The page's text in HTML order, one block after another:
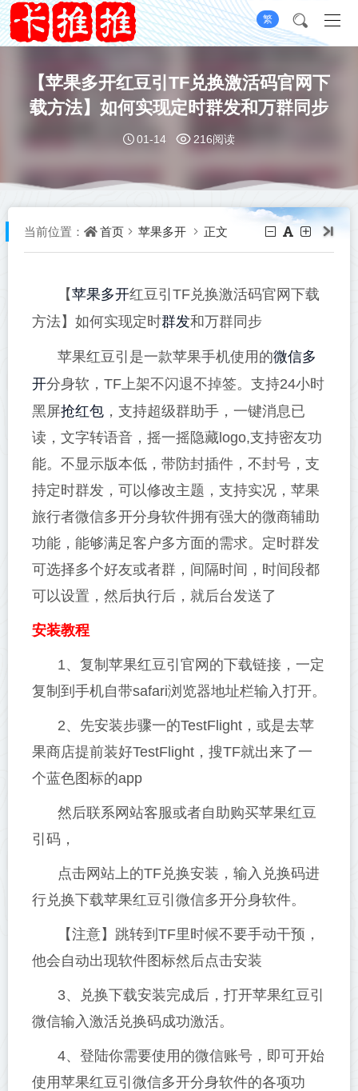
繁
【苹果多开红豆引TF兑换激活码官网下
载方法】如何实现定时群发和万群同步
01-14 216阅读
当前位置： 首页 苹果多开 正文
【苹果多开红豆引TF兑换激活码官网下载
方法】如何实现定时群发和万群同步
苹果红豆引是一款苹果手机使用的微信多
开分身软，TF上架不闪退不掉签。支持24小时
黑屏抢红包 ，支持超级群助手，一键消息已
读，文字转语音，摇一摇隐藏logo,支持密友功
能。不显示版本低，带防封插件，不封号，支
持定时群发，可以修改主题，支持实况，苹果
旅行者微信多开分身软件拥有强大的微商辅助
功能，能够满足客户多方面的需求。定时群发
可选择多个好友或者群，间隔时间，时间段都
可以设置，然后执行后，就后台发送了
安装教程
1、复制苹果红豆引官网的下载链接，一定
复制到手机自带safari浏览器地址栏输入打开。
2、先安装步骤一的TestFlight，或是去苹
果商店提前装好TestFlight，搜TF就出来了一
个蓝色图标的app
然后联系网站客服或者自助购买苹果红豆
引码，
点击网站上的TF兑换安装，输入兑换码进
行兑换下载苹果红豆引微信多开分身软件。
【注意】跳转到TF里时候不要手动干预，
他会自动出现软件图标然后点击安装
3、兑换下载安装完成后，打开苹果红豆引
微信输入激活兑换码成功激活。
4、登陆你需要使用的微信账号，即可开始
使用苹果红豆引微信多开分身软件的各项功